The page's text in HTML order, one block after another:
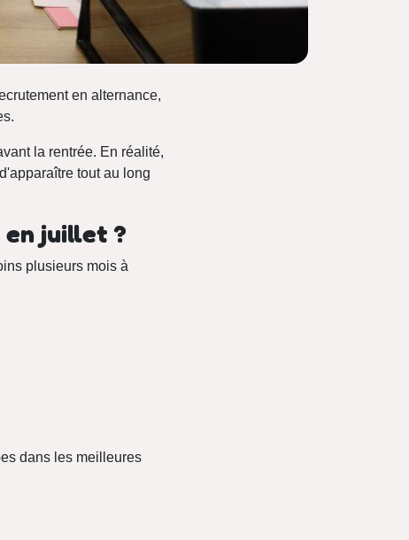
en alternance,
la rentrée. En réalité,
tout au long
juillet ?
plusieurs mois à
dans les meilleures